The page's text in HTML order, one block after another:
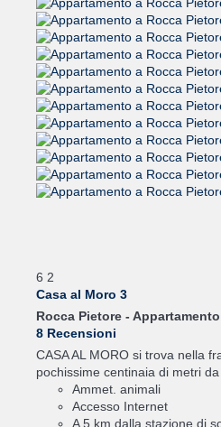
6 2
Casa al Moro 3
Rocca Pietore - Appartamento
8 Recensioni
CASA AL MORO si trova nella
pochissime centinaia di metri
Ammet. animali
Accesso Internet
A 5 km dalla stazione di